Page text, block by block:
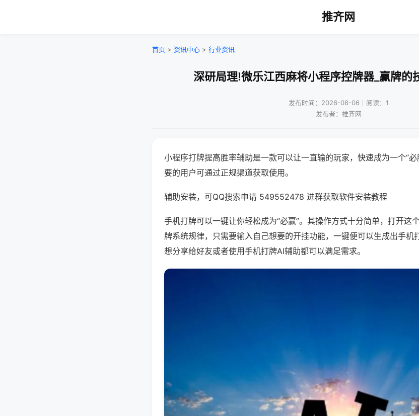
推齐网
首页 > 资讯中心 > 行业资讯
深研局理!微乐江西麻将小程序控牌器_赢牌的
发布时间：2026-08-06｜阅读：1
发布者：推齐网
小程序打牌提高胜率辅助是一款可以让一直输的玩家，快速成为一个“
要的用户可通过正规渠道获取使用。
辅助安装，可QQ搜索申请 549552478 进群获取软件安装教程
手机打牌可以一键让你轻松成为“必赢”。其操作方式十分简单，打开这
牌系统规律，只需要输入自己想要的开挂功能，一键便可以生成出手机
想分享给好友或者使用手机打牌AI辅助都可以满足需求。